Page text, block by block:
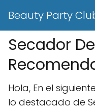
Beauty Party
Secador
Hola, En el
lo destacado de